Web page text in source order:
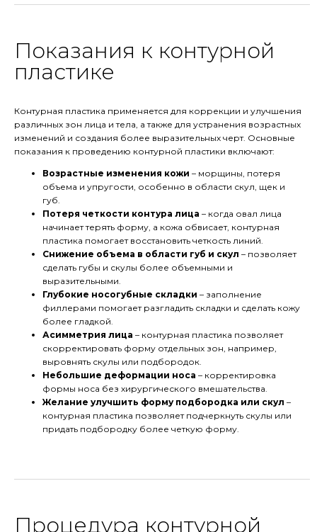
Показания к контурной
пластике
Контурная пластика применяется для коррекции и улучшения
различных зон лица и тела, а также для устранения возрастных
изменений и создания более выразительных черт. Основные
показания к проведению контурной пластики включают:
Возрастные изменения кожи – морщины, потеря
объема и упругости, особенно в области скул, щек и
губ.
Потеря четкости контура лица – когда овал лица
начинает терять форму, а кожа обвисает, контурная
пластика помогает восстановить четкость линий.
Снижение объема в области губ и скул – позволяет
сделать губы и скулы более объемными и
выразительными.
Глубокие носогубные складки – заполнение
филлерами помогает разгладить складки и сделать кожу
более гладкой.
Асимметрия лица – контурная пластика позволяет
скорректировать форму отдельных зон, например,
выровнять скулы или подбородок.
Небольшие деформации носа – корректировка
формы носа без хирургического вмешательства.
Желание улучшить форму подбородка или скул –
контурная пластика позволяет подчеркнуть скулы или
придать подбородку более четкую форму.
Процедура контурной